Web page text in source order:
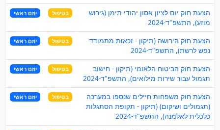
הצעת חוק יום לציון אסון יהודי תימן (גירוש
מוזע), התשפ"ד-2024
בטיפול יוזם ראשי
הצעת חוק הירושה (תיקון - זכאות מתמודד
נפש לרשת), התשפ"ד-2024
בטיפול יוזם ראשי
הצעת חוק הביטוח הלאומי (תיקון - חישוב
תגמול עבור שירות מילואים), התשפ"ד-2024
בטיפול יוזם ראשי
הצעת חוק משפחות חיילים שנספו במערכה
(תגמולים ושיקום) (תיקון - תקופת הסתגלות
כלכלית לאלמנה), התשפ"ד-2024
בטיפול יוזם ראשי